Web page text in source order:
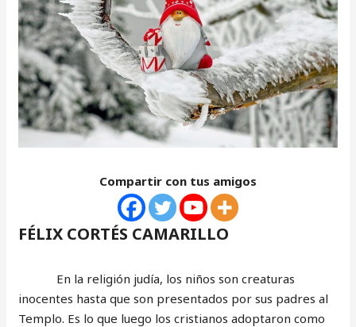
Compartir con tus amigos
FÉLIX CORTÉS CAMARILLO
En la religión judía, los niños son creaturas
inocentes hasta que son presentados por sus padres al
Templo. Es lo que luego los cristianos adoptaron como